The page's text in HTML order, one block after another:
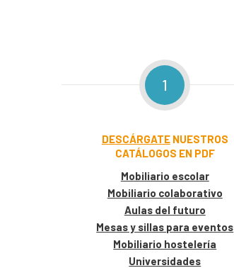
1
DESCÁRGATENUESTROS
CATÁLOGOS EN PDF
Mobiliario escolar
Mobiliario colaborativo
Aulas del futuro
Mesas y sillas para eventos
Mobiliario hostelería
Universidades